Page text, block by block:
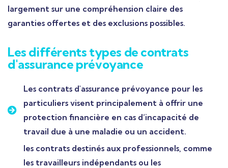
largement sur une compréhension claire des
garanties offertes et des exclusions possibles.
Les différents types de contrats
d'assurance prévoyance
Les contrats d'assurance prévoyance pour les
particuliers visent principalement à offrir une
protection financière en cas d’incapacité de
travail due à une maladie ou un accident.
les contrats destinés aux professionnels, comme
les travailleurs indépendants ou les